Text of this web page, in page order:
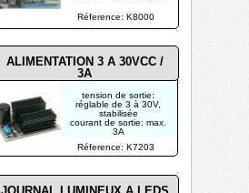
Réference: K7203
ALIMENTATION 3 A 30VCC /
3A
tension de sortie:
réglable de 3 à 30V,
stabilisée
courant de sortie: max.
3A
résiduelle de sortie:
0.5mV
courts-circuits
protection contre les
Réference: K8000
JOURNAL LUMINEUX A LEDS
précision
commandes simple en
utilisant Turbo Pascal,
Basic